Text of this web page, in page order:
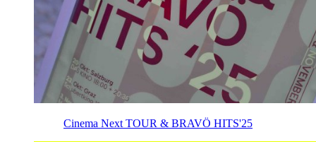
Cinema Next TOUR & BRAVÖ HITS'25